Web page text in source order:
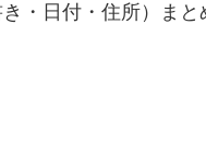
・日付・住所）ま